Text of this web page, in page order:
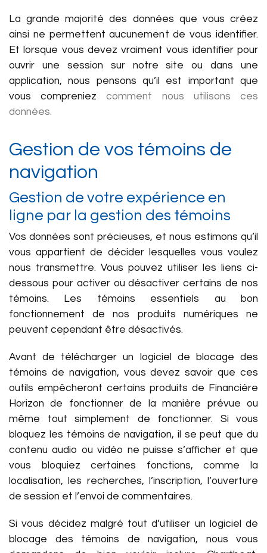
La grande majorité des données que vous créez
ainsi ne permettent aucunement de vous identifier.
Et lorsque vous devez vraiment vous identifier pour
ouvrir une session sur notre site ou dans une
application, nous pensons qu’il est important que
vous compreniezcomment nous utilisons ces
données.
Gestion de vos témoins de
navigation
Gestion de votre expérience en
ligne par la gestion des témoins
Vos données sont précieuses, et nous estimons qu’il
vous appartient de décider lesquelles vous voulez
nous transmettre. Vous pouvez utiliser les liens ci-
dessous pour activer ou désactiver certains de nos
témoins. Les témoins essentiels au bon
fonctionnement de nos produits numériques ne
peuvent cependant être désactivés.
Avant de télécharger un logiciel de blocage des
témoins de navigation, vous devez savoir que ces
outils empêcheront certains produits de Financière
Horizon de fonctionner de la manière prévue ou
même tout simplement de fonctionner. Si vous
bloquez les témoins de navigation, il se peut que du
contenu audio ou vidéo ne puisse s’afficher et que
vous bloquiez certaines fonctions, comme la
localisation, les recherches, l’inscription, l’ouverture
de session et l’envoi de commentaires.
Si vous décidez malgré tout d’utiliser un logiciel de
blocage des témoins de navigation, nous vous